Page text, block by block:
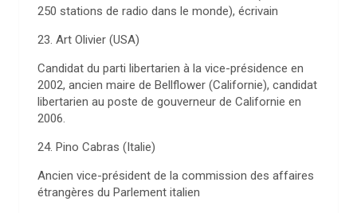
250 stations de radio dans le monde), écrivain
23. Art Olivier (USA)
Candidat du parti libertarien à la vice-présidence en
2002, ancien maire de Bellflower (Californie), candidat
libertarien au poste de gouverneur de Californie en
2006.
24. Pino Cabras (Italie)
Ancien vice-président de la commission des affaires
étrangères du Parlement italien